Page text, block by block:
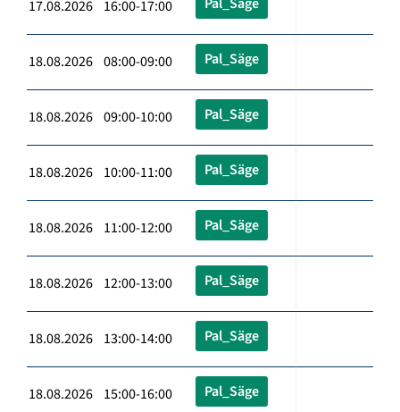
17.08.2026 16:00-17:00
18.08.2026 08:00-09:00 Pal_Säge
18.08.2026 09:00-10:00 Pal_Säge
18.08.2026 10:00-11:00 Pal_Säge
18.08.2026 11:00-12:00 Pal_Säge
18.08.2026 12:00-13:00 Pal_Säge
18.08.2026 13:00-14:00 Pal_Säge
18.08.2026 15:00-16:00 Pal_Säge